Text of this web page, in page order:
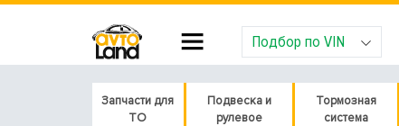
Подбор по VIN
Запчасти для
ТО
Подвеска и
рулевое
Тормозная
система